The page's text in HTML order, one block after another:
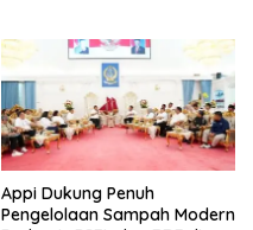
Appi Dukung Penuh
Pengelolaan Sampah Modern